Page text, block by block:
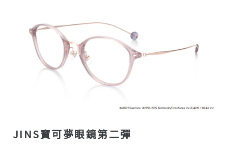
JINS寶可夢眼鏡第二彈